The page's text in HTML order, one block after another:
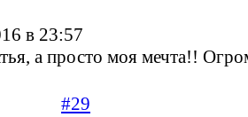
в 23:57
а просто моя мечта!!
#29